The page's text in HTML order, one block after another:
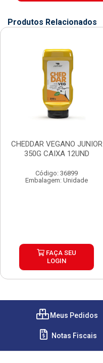
Produtos Relacionados
CHEDDAR VEGANO JUNIOR
350G CAIXA 12UND
Código: 36899
Embalagem: Unidade
FAÇA SEU
LOGIN
Meus Pedidos
Notas Fiscais